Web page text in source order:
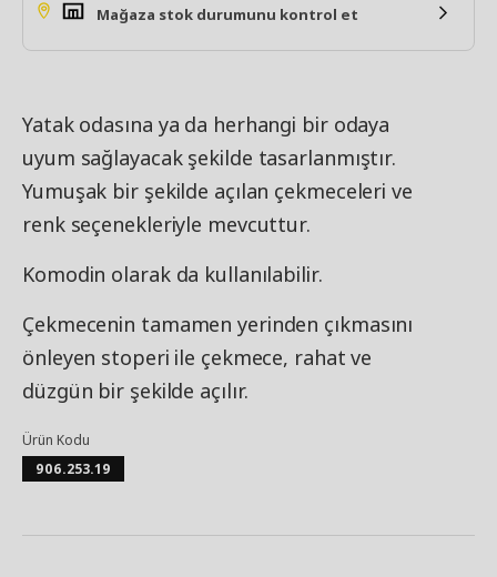
Mağaza stok durumunu kontrol et
Yatak odasına ya da herhangi bir odaya
uyum sağlayacak şekilde tasarlanmıştır.
Yumuşak bir şekilde açılan çekmeceleri ve
renk seçenekleriyle mevcuttur.
Komodin olarak da kullanılabilir.
Çekmecenin tamamen yerinden çıkmasını
önleyen stoperi ile çekmece, rahat ve
düzgün bir şekilde açılır.
Ürün Kodu
906.253.19